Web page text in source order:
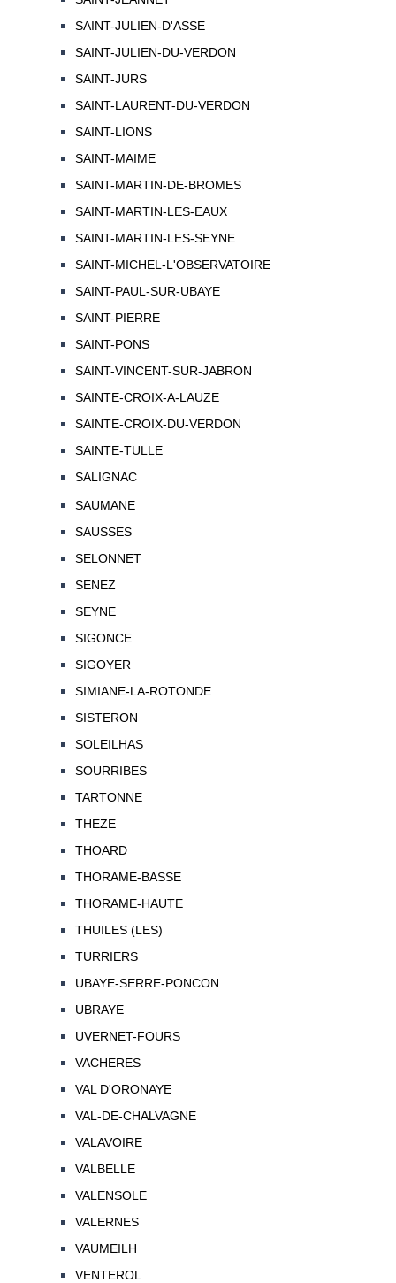
SAINT-JULIEN-D'ASSE
SAINT-JULIEN-DU-VERDON
SAINT-JURS
SAINT-LAURENT-DU-VERDON
SAINT-LIONS
SAINT-MAIME
SAINT-MARTIN-DE-BROMES
SAINT-MARTIN-LES-EAUX
SAINT-MARTIN-LES-SEYNE
SAINT-MICHEL-L'OBSERVATOIRE
SAINT-PAUL-SUR-UBAYE
SAINT-PIERRE
SAINT-PONS
SAINT-VINCENT-SUR-JABRON
SAINTE-CROIX-A-LAUZE
SAINTE-CROIX-DU-VERDON
SAINTE-TULLE
SALIGNAC
SAUMANE
SAUSSES
SELONNET
SENEZ
SEYNE
SIGONCE
SIGOYER
SIMIANE-LA-ROTONDE
SISTERON
SOLEILHAS
SOURRIBES
TARTONNE
THEZE
THOARD
THORAME-BASSE
THORAME-HAUTE
THUILES (LES)
TURRIERS
UBAYE-SERRE-PONCON
UBRAYE
UVERNET-FOURS
VACHERES
VAL D'ORONAYE
VAL-DE-CHALVAGNE
VALAVOIRE
VALBELLE
VALENSOLE
VALERNES
VAUMEILH
VENTEROL